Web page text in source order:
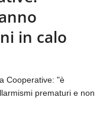
in calo
Cooperative: "è
prematuri e non